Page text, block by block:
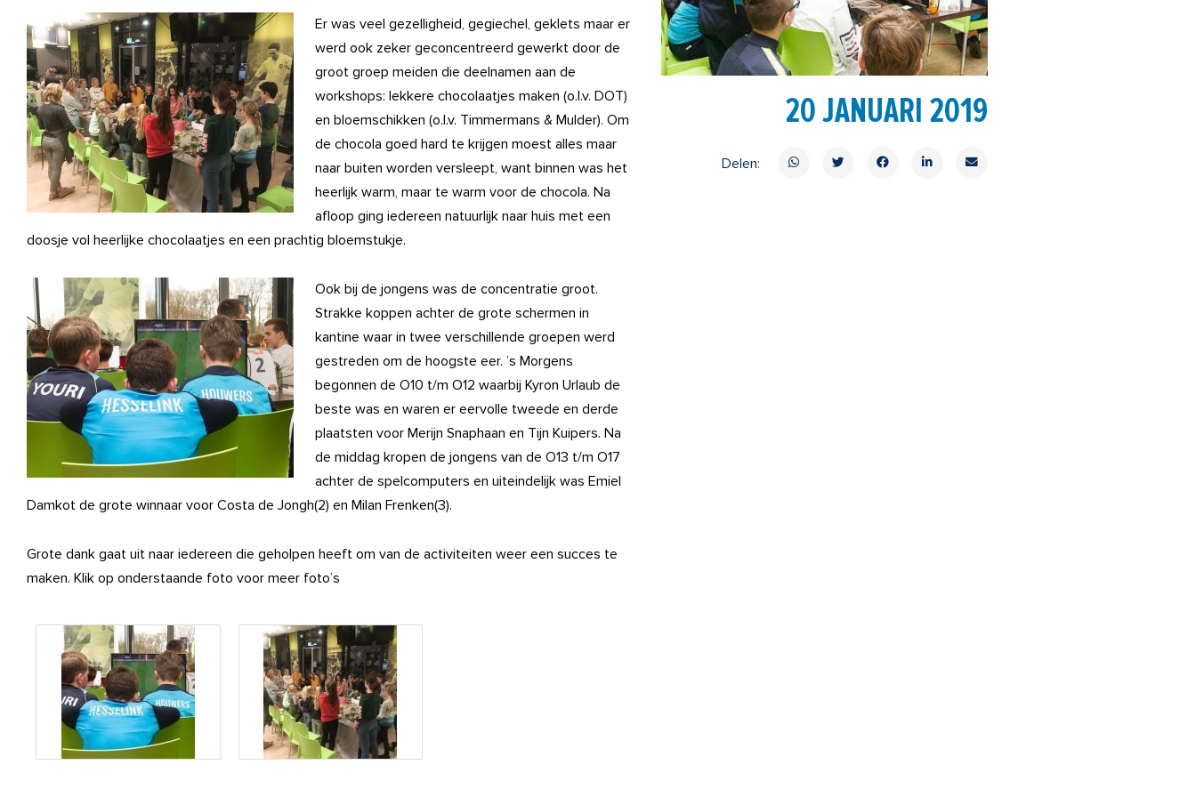
Er was veel gezelligheid, gegiechel, geklets maar er
werd ook zeker geconcentreerd gewerkt door de
groot groep meiden die deelnamen aan de
workshops: lekkere chocolaatjes maken (o.l.v. DOT)
en bloemschikken (o.l.v. Timmermans & Mulder). Om
de chocola goed hard te krijgen moest alles maar
naar buiten worden versleept, want binnen was het
heerlijk warm, maar te warm voor de chocola. Na
afloop ging iedereen natuurlijk naar huis met een
doosje vol heerlijke chocolaatjes en een prachtig bloemstukje.
Ook bij de jongens was de concentratie groot.
Strakke koppen achter de grote schermen in
kantine waar in twee verschillende groepen werd
gestreden om de hoogste eer. ’s Morgens
begonnen de O10 t/m O12 waarbij Kyron Urlaub de
beste was en waren er eervolle tweede en derde
plaatsten voor Merijn Snaphaan en Tijn Kuipers. Na
de middag kropen de jongens van de O13 t/m O17
achter de spelcomputers en uiteindelijk was Emiel
Damkot de grote winnaar voor Costa de Jongh(2) en Milan Frenken(3).
Grote dank gaat uit naar iedereen die geholpen heeft om van de activiteiten weer een succes te
maken. Klik op onderstaande foto voor meer foto’s
20 JANUARI 2019
Delen: